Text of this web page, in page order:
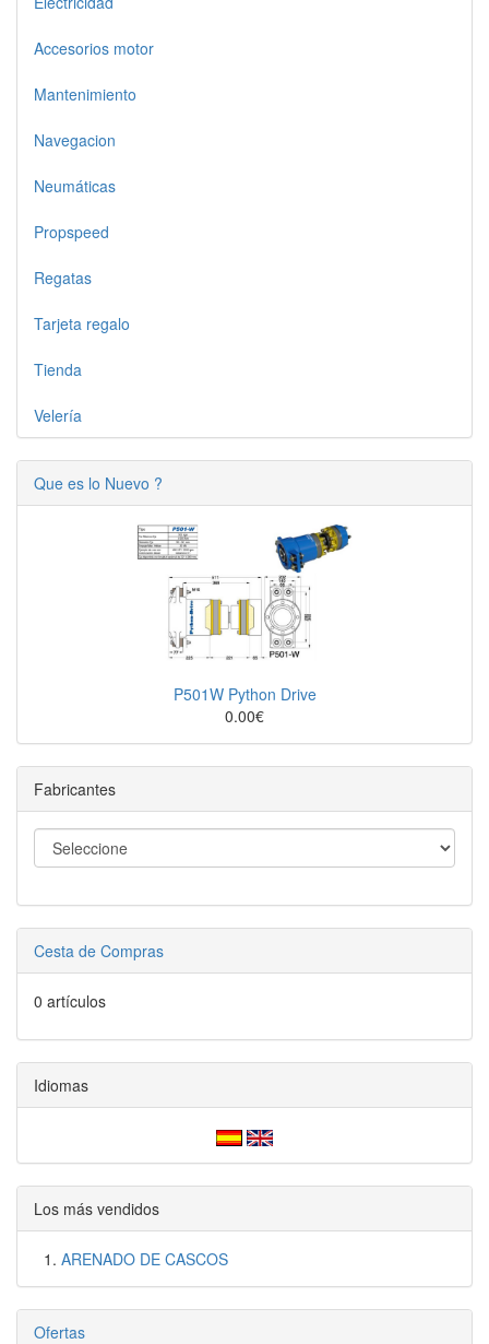
Accesorios motor
Mantenimiento
Navegacion
Neumáticas
Propspeed
Regatas
Tarjeta regalo
Tienda
Velería
Que es lo Nuevo ?
P501W Python Drive
0.00€
Fabricantes
Cesta de Compras
0 artículos
Idiomas
Los más vendidos
ARENADO DE CASCOS
Ofertas